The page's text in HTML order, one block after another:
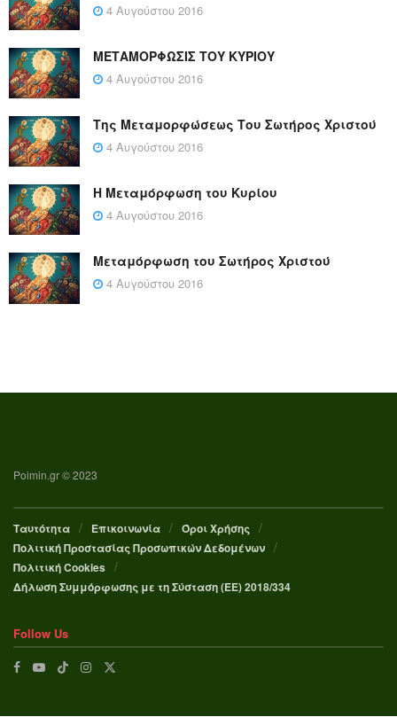
4 Αυγούστου 2016
ΜΕΤΑΜΟΡΦΩΣΙΣ ΤΟΥ ΚΥΡΙΟΥ
4 Αυγούστου 2016
Της Μεταμορφώσεως Του Σωτήρος Χριστού
4 Αυγούστου 2016
Η Μεταμόρφωση του Κυρίου
4 Αυγούστου 2016
Μεταμόρφωση του Σωτήρος Χριστού
4 Αυγούστου 2016
Poimin.gr © 2023
Ταυτότητα Επικοινωνία
Όροι Χρήσης
Πολιτική Προστασίας Προσωπικών Δεδομένων
Πολιτική Cookies
Δήλωση Συμμόρφωσης με τη Σύσταση (ΕΕ) 2018/334
Follow Us